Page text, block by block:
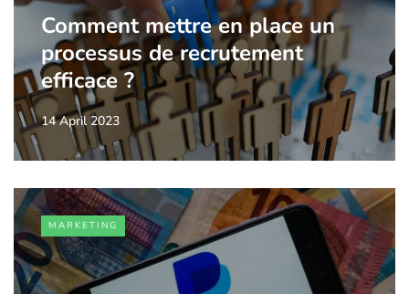
Comment mettre en place un
processus de recrutement
efficace ?
14 April 2023
MARKETING